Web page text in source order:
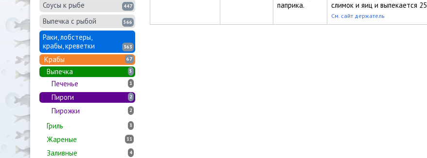
Соусы к рыбе 447
Выпечка с рыбой 566
Раки, лобстеры,
крабы, креветки
363
Крабы 67
Выпечка 5
Печенье 1
Пироги 2
Пирожки 2
Гриль 3
Жареные 11
Заливные 4
паприка.
слимок и яиц и выпекается
См. сайт держатель